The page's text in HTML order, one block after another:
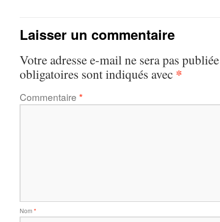
Laisser un commentaire
Votre adresse e-mail ne sera pas
obligatoires sont indiqués avec *
Commentaire *
Nom *